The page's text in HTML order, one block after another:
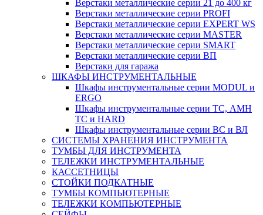
Верстаки металлические серии 21 до 400 кг
Верстаки металлические серии PROFI
Верстаки металлические серии EXPERT WS
Верстаки металлические серии MASTER
Верстаки металлические серии SMART
Верстаки металлические серии ВП
Верстаки для гаража
ШКАФЫ ИНСТРУМЕНТАЛЬНЫЕ
Шкафы инструментальные серии MODUL и
ERGO
Шкафы инструментальные серии ТС, АМН
ТС и HARD
Шкафы инструментальные серии ВС и ВЛ
СИСТЕМЫ ХРАНЕНИЯ ИНСТРУМЕНТА
ТУМБЫ ДЛЯ ИНСТРУМЕНТА
ТЕЛЕЖКИ ИНСТРУМЕНТАЛЬНЫЕ
КАССЕТНИЦЫ
СТОЙКИ ПОДКАТНЫЕ
ТУМБЫ КОМПЬЮТЕРНЫЕ
ТЕЛЕЖКИ КОМПЬЮТЕРНЫЕ